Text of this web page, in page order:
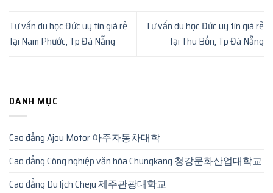
Tư vấn du học Đức uy tín giá rẻ
tại Nam Phước, Tp Đà Nẵng
Tư vấn du học Đức uy tín giá rẻ
tại Thu Bồn, Tp Đà Nẵng
DANH MỤC
Cao đẳng Ajou Motor 아주자동차대학
Cao đẳng Công nghiệp văn hóa Chungkang 청강문화산업대학교
Cao đẳng Du lịch Cheju 제주관광대학교